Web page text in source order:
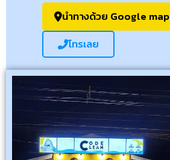
นำทางด้วย Google map
โทรเลย